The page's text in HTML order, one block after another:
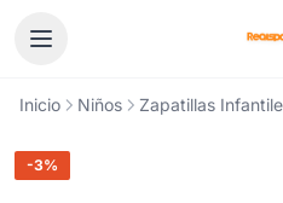
Inicio Niños Zapatillas
-3%